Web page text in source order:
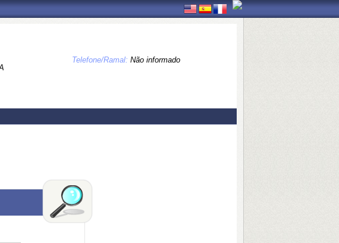
Telefone/Ramal: Não informado